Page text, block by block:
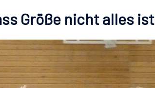
Größe nicht alles ist